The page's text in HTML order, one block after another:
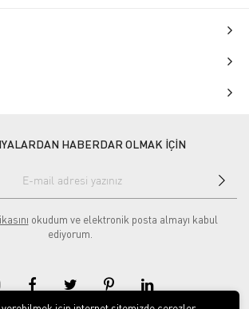
HABERDAR OLMAK İÇİN
okudum ve elektronik posta almayı kabul
ediyorum.